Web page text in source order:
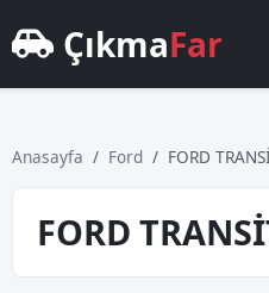
ÇıkmaFar
Anasayfa Ford FORD
FORD